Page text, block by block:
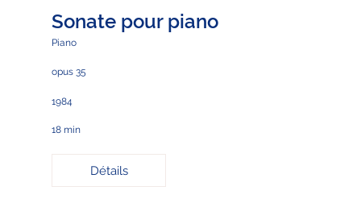
Sonate pour piano
Piano
opus 35
1984
18 min
Détails